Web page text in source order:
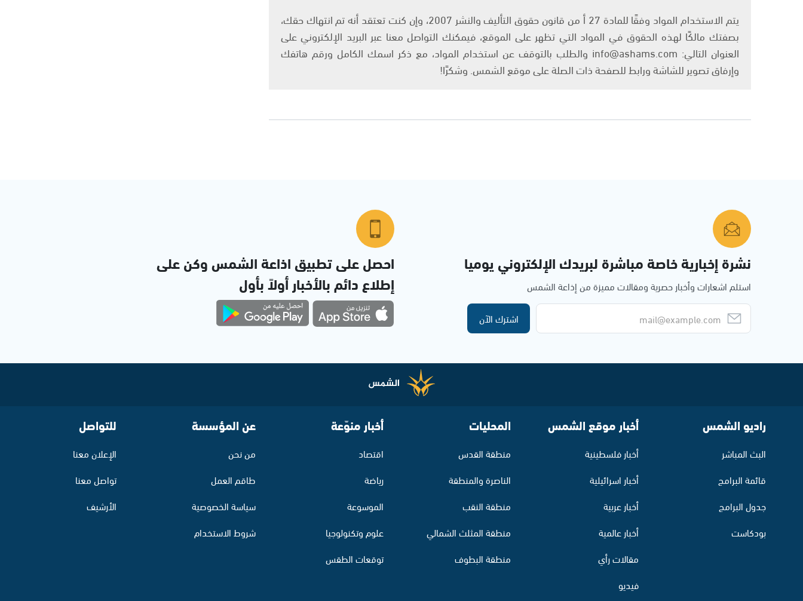
يتم الاستخدام المواد وفقًا للمادة 27 أ من قانون حقوق التأليف والنشر 2007، وإن كنت تعتقد أنه تم انتهاك حقك،
بصفتك مالكًا لهذه الحقوق في المواد التي تظهر على الموقع، فيمكنك التواصل معنا عبر البريد الإلكتروني على
العنوان التالي: info@ashams.com والطلب بالتوقف عن استخدام المواد، مع ذكر اسمك الكامل ورقم هاتفك
وإرفاق تصوير للشاشة ورابط للصفحة ذات الصلة على موقع الشمس. وشكرًا!
نشرة إخبارية خاصة مباشرة لبريدك الإلكتروني يوميا
استلم اشعارات وأخبار حصرية ومقالات مميزة من إذاعة الشمس
اشترك الآن
احصل على تطبيق اذاعة الشمس وكن على
إطلاع دائم بالأخبار أولاً بأول
راديو الشمس
البث المباشر
قائمة البرامج
جدول البرامج
بودكاست
أخبار موقع الشمس
أخبار فلسطينية
أخبار اسرائيلية
أخبار عربية
أخبار عالمية
مقالات رأي
فيديو
المحليات
منطقة القدس
الناصرة والمنطقة
منطقة النقب
منطقة المثلث الشمالي
منطقة البطوف
أخبار منوّعة
اقتصاد
رياضة
الموسوعة
علوم وتكنولوجيا
توقعات الطقس
عن المؤسسة
من نحن
طاقم العمل
سياسة الخصوصية
شروط الاستخدام
للتواصل
الإعلان معنا
تواصل معنا
الأرشيف